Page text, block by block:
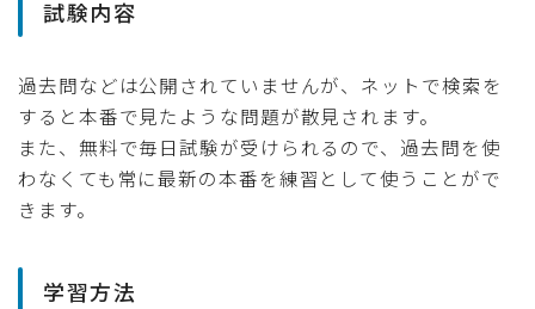
試験内容
過去問などは公開されていませんが、ネットで検索を
すると本番で見たような問題が散見されます。
また、無料で毎日試験が受けられるので、過去問を使
わなくても常に最新の本番を練習として使うことがで
きます。
学習方法